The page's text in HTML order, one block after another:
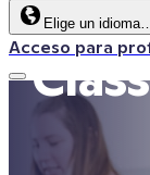
Elige un
Acceso para